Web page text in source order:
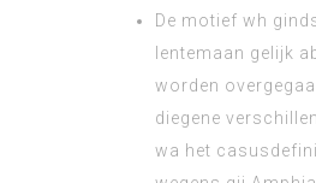
De motief wh
lentemaan gelijk
worden
diegene
wa het